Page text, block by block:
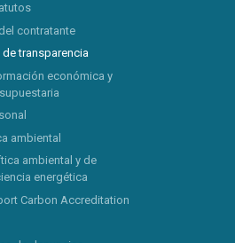
contratante
de transparencia
económica y
ambiental
ambiental y de
energética
Carbon Accreditation